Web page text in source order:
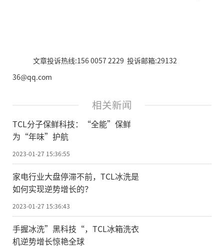
文章投诉热线:156 0057 2229 投诉邮箱:29132
36@qq.com
相关新闻
TCL分子保鲜科技：“全能”保鲜
为“年味”护航
2023-01-27 15:36:55
家电行业大盘停滞不前，TCL冰洗是
如何实现逆势增长的？
2023-01-27 15:36:43
手握冰洗”黑科技“，TCL冰箱洗衣
机逆势增长惊艳全球